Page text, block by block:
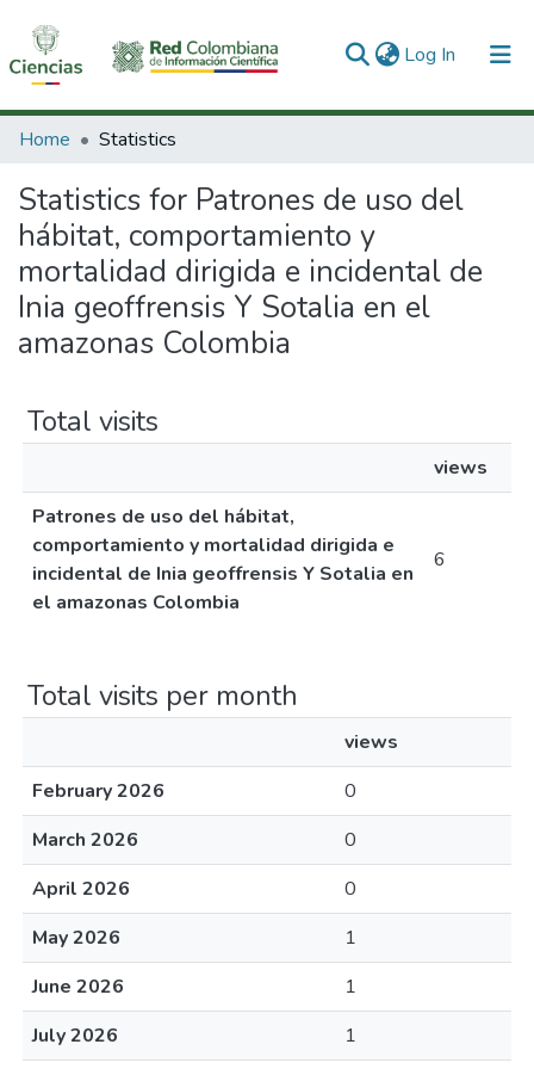
Log In (current)
Communities & Collections
All of DSpace
Home Statistics
Statistics for Patrones de uso del
hábitat, comportamiento y
mortalidad dirigida e incidental de
Inia geoffrensis Y Sotalia en el
amazonas Colombia
Total visits
views
Patrones de uso del hábitat,
comportamiento y mortalidad dirigida e
incidental de Inia geoffrensis Y Sotalia en
el amazonas Colombia
6
Total visits per month
views
February 2026
0
March 2026
0
April 2026
0
May 2026
1
June 2026
1
July 2026
1